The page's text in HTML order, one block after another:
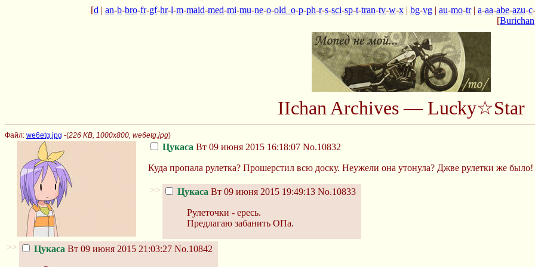
[d | an-b-bro-fr-gf-hr-l-m-maid-med-mi-mu-ne-o-old_o-p-ph-r-s-sci-sp-t-tran-tv-w-x | bg-vg | au-mo-tr| a-aa-abe-azu-c-
[Burichan
IIchan Archives — Lucky☆Star
Файл: we6etg.jpg -(226 KB, 1000x800, we6etg.jpg)
Цукаса Вт 09 июня 2015 16:18:07 No.10832
Куда пропала рулетка? Прошерстил всю доску. Неужели она утонула? Джве рулетки же было!
>> Цукаса Вт 09 июня 2015 19:49:13 No.10833
Рулеточки - ересь.
Предлагаю забанить ОПа.
>> Цукаса Вт 09 июня 2015 21:03:27 No.10842